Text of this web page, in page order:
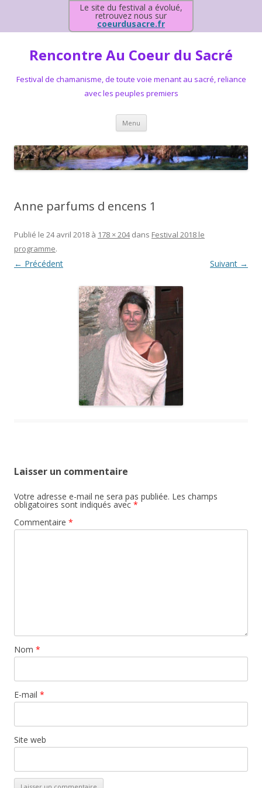
Le site du festival a évolué,
retrouvez nous sur
coeurdusacre.fr
Rencontre Au Coeur du Sacré
Festival de chamanisme, de toute voie menant au sacré, reliance
avec les peuples premiers
Menu Aller au contenu principal
Anne parfums d encens 1
Publié le 24 avril 2018 à 178 × 204dans Festival 2018 le
programme.
← Précédent Suivant →
Laisser un commentaire
Votre adresse e-mail ne sera pas publiée. Les champs
obligatoires sont indiqués avec *
Commentaire *
Nom *
E-mail *
Site web